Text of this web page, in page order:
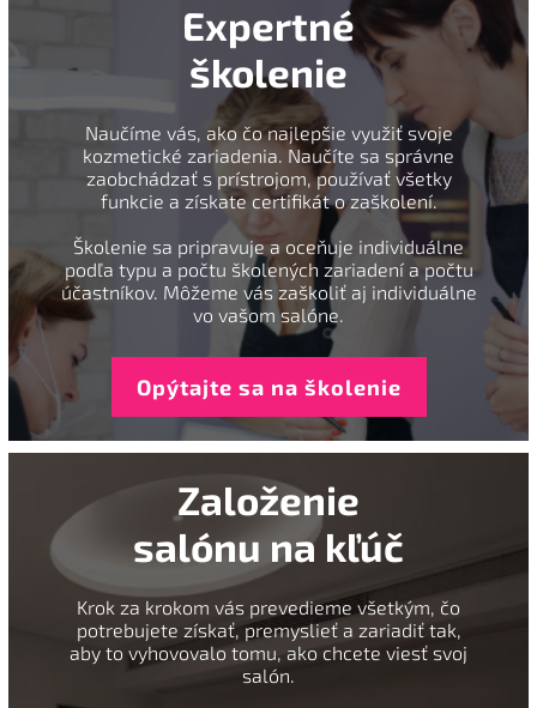
Expertné
školenie
Naučíme vás, ako čo najlepšie využiť svoje
kozmetické zariadenia. Naučíte sa správne
zaobchádzať s prístrojom, používať všetky
funkcie a získate certifikát o zaškolení.
Školenie sa pripravuje a oceňuje individuálne
podľa typu a počtu školených zariadení a počtu
účastníkov. Môžeme vás zaškoliť aj individuálne
vo vašom salóne.
Opýtajte sa na školenie
Založenie
salónu na kľúč
Krok za krokom vás prevedieme všetkým, čo
potrebujete získať, premyslieť a zariadiť tak,
aby to vyhovovalo tomu, ako chcete viesť svoj
salón.